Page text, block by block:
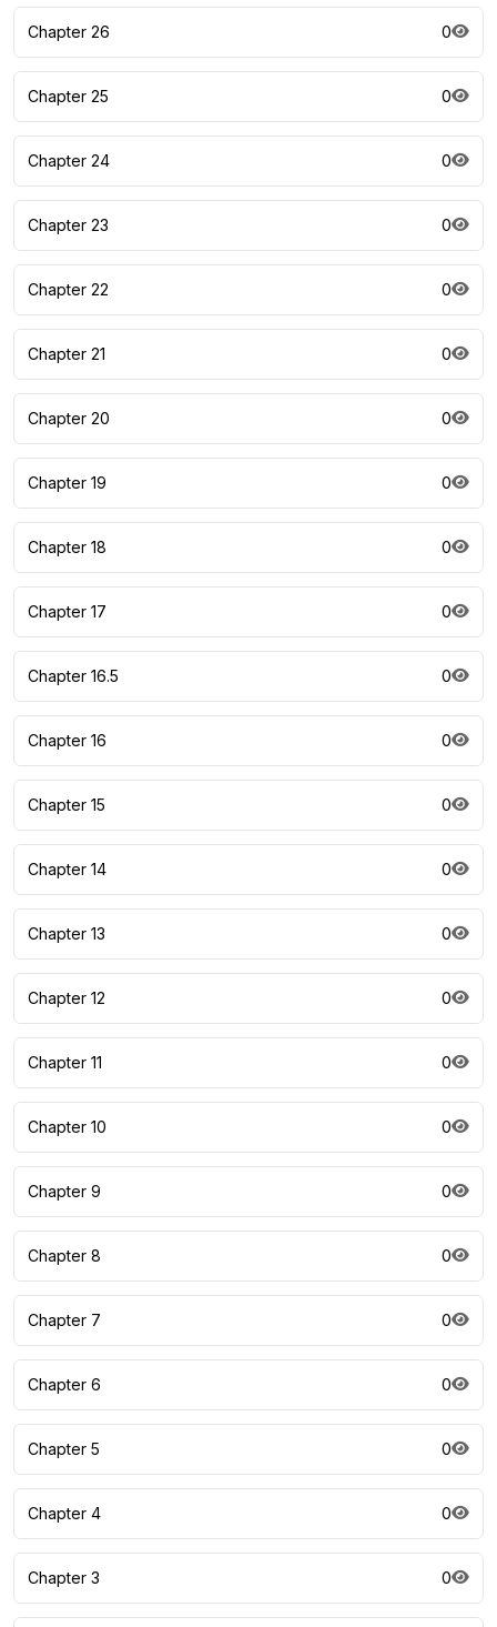
Chapter 26 0
Chapter 25 0
Chapter 24 0
Chapter 23 0
Chapter 22 0
Chapter 21 0
Chapter 20 0
Chapter 19 0
Chapter 18 0
Chapter 17 0
Chapter 16.5 0
Chapter 16 0
Chapter 15 0
Chapter 14 0
Chapter 13 0
Chapter 12 0
Chapter 11 0
Chapter 10 0
Chapter 9 0
Chapter 8 0
Chapter 7 0
Chapter 6 0
Chapter 5 0
Chapter 4 0
Chapter 3 0